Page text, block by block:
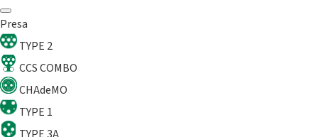
Presa
TYPE 2
CCS COMBO
CHAdeMO
TYPE 1